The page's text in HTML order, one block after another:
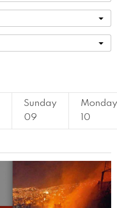
Sunday
09
Monday
10